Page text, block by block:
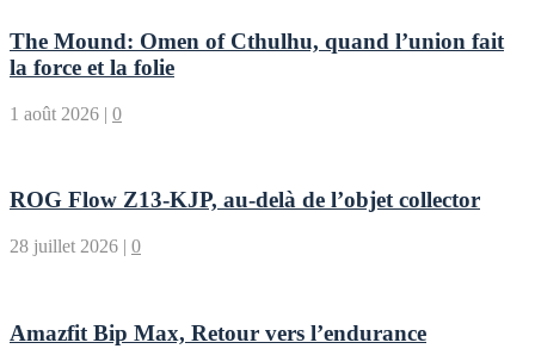
The Mound: Omen of Cthulhu, quand l’union fait
la force et la folie
1 août 2026 | 0
ROG Flow Z13-KJP, au-delà de l’objet collector
28 juillet 2026 | 0
Amazfit Bip Max, Retour vers l’endurance